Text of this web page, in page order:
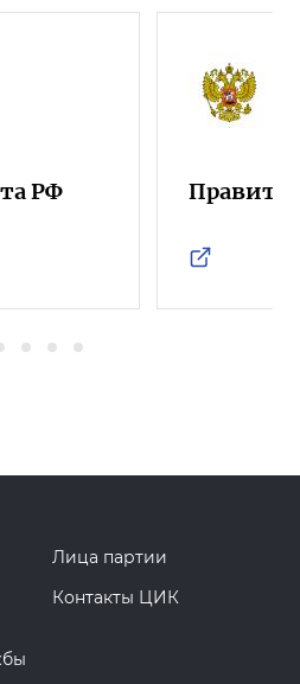
РФ
Лица партии
Контакты ЦИК